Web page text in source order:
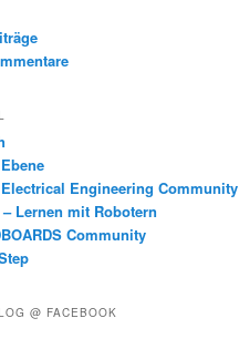
Electrical Engineering Community
Lernen mit Robotern
Community
@ FACEBOOK